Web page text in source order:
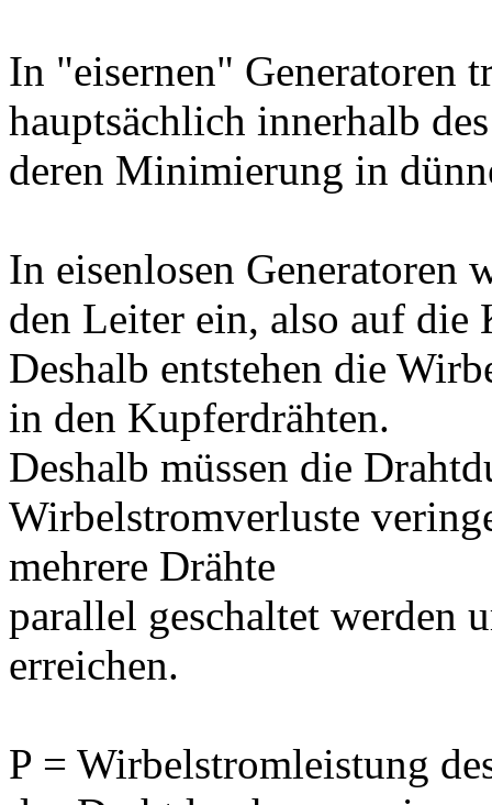
In "eisernen" Generatoren
hauptsächlich innerhalb
deren Minimierung in
In eisenlosen
den Leiter ein, also auf die
Deshalb entstehen die
in den Kupferdrähten.
Deshalb müssen die
Wirbelstromverluste
mehrere Drähte
parallel geschaltet werden
erreichen.
P = Wirbelstromleistung